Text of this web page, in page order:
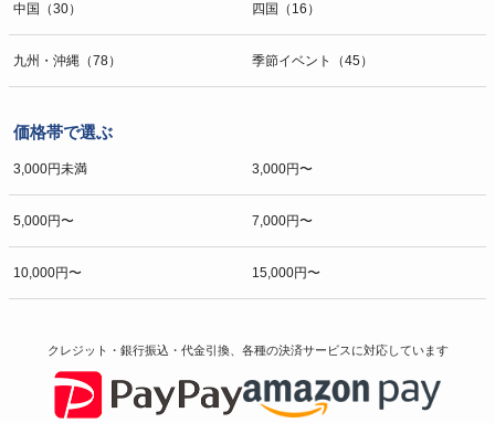
中国（30） 四国（16）
九州・沖縄（78） 季節イベント（45）
価格帯で選ぶ
3,000円未満 3,000円〜
5,000円〜 7,000円〜
10,000円〜 15,000円〜
クレジット・銀行振込・代金引換、各種の決済サービスに対応しています